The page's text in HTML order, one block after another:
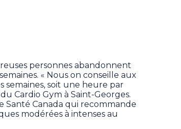
personnes abandonnent
« Nous on conseille aux
soit une heure par
Cardio Gym à Saint-Georges.
Santé Canada qui recommande
modérées à intenses au